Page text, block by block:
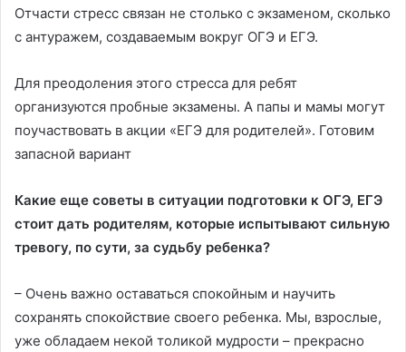
Отчасти стресс связан не столько с экзаменом, сколько
с антуражем, создаваемым вокруг ОГЭ и ЕГЭ.
Для преодоления этого стресса для ребят
организуются пробные экзамены. А папы и мамы могут
поучаствовать в акции «ЕГЭ для родителей». Готовим
запасной вариант
Какие еще советы в ситуации подготовки к ОГЭ, ЕГЭ
стоит дать родителям, которые испытывают сильную
тревогу, по сути, за судьбу ребенка?
– Очень важно оставаться спокойным и научить
сохранять спокойствие своего ребенка. Мы, взрослые,
уже обладаем некой толикой мудрости – прекрасно